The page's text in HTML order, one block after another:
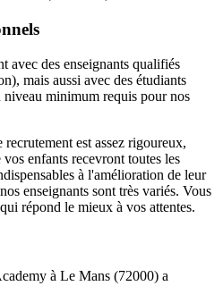
avec des enseignants qualifiés
mais aussi avec des étudiants
niveau minimum requis pour nos
est assez rigoureux,
enfants recevront toutes les
à l'amélioration de leur
enseignants sont très variés. Vous
répond le mieux à vos attentes.
à Le Mans (72000) a